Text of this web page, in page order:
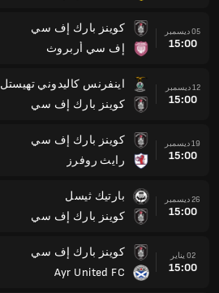
05 ديسمبر
15:00
كوينز بارك إف سي
إف سي أربروث
12 ديسمبر
15:00
اينفرنس كاليدوني تهيستل
كوينز بارك إف سي
19 ديسمبر
15:00
كوينز بارك إف سي
رايث روفرز
26 ديسمبر
15:00
بارتيك ثيسل
كوينز بارك إف سي
02 يناير
15:00
كوينز بارك إف سي
Ayr United FC